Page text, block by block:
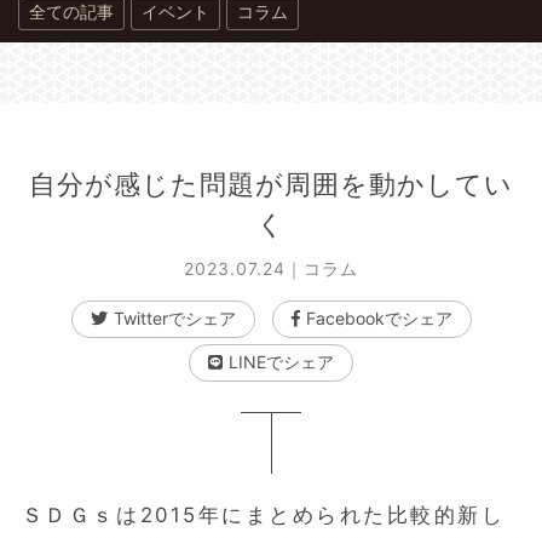
全ての記事 イベント コラム
自分が感じた問題が周囲を動かしてい
く
2023.07.24｜ コラム
Twitterでシェア Facebookでシェア
LINEでシェア
ＳＤＧｓは2015年にまとめられた比較的新し